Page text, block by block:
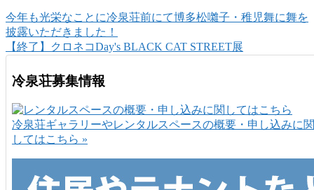
今年も光栄なことに冷泉荘前にて博多松囃子・稚児舞に舞を
披露いただきました！
【終了】クロネコDay's BLACK CAT STREET展
冷泉荘募集情報
冷泉荘ギャラリーやレンタルスペースの概要・申し込みに関
してはこちら »